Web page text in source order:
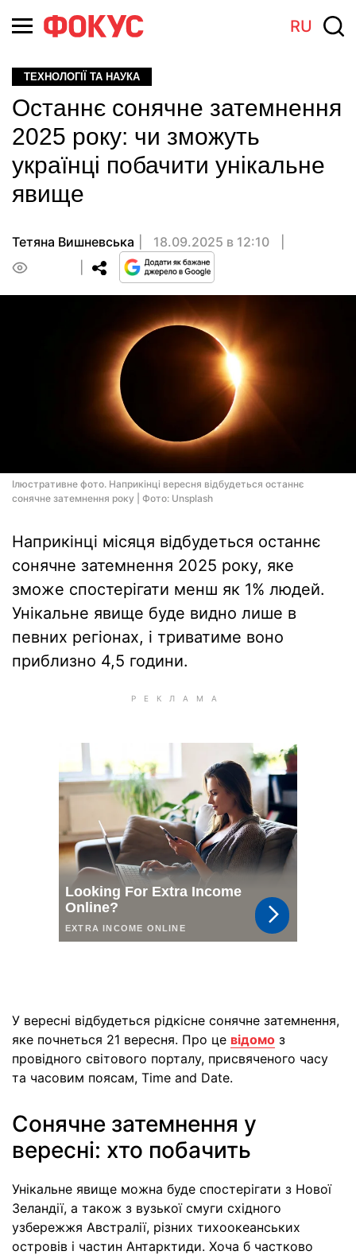
RU
ТЕХНОЛОГІЇ ТА НАУКА
Останнє сонячне затемнення
2025 року: чи зможуть
українці побачити унікальне
явище
Тетяна Вишневська
18.09.2025 в 12:10
Ілюстративне фото. Наприкінці вересня відбудеться останнє
сонячне затемнення року | Фото: Unsplash
Наприкінці місяця відбудеться останнє
сонячне затемнення 2025 року, яке
зможе спостерігати менш як 1% людей.
Унікальне явище буде видно лише в
певних регіонах, і триватиме воно
приблизно 4,5 години.
У вересні відбудеться рідкісне сонячне затемнення,
яке почнеться 21 вересня. Про це відомо з
провідного світового порталу, присвяченого часу
та часовим поясам, Time and Date.
Сонячне затемнення у
вересні: хто побачить
Унікальне явище можна буде спостерігати з Нової
Зеландії, а також з вузької смуги східного
узбережжя Австралії, різних тихоокеанських
островів і частин Антарктиди. Хоча б частково